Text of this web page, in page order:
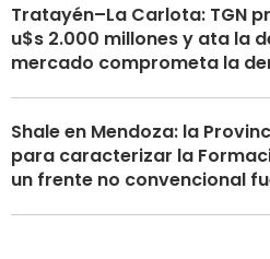
Tratayén–La Carlota: TGN
u$s 2.000 millones y ata la
mercado comprometa la
Shale en Mendoza: la
para caracterizar la
un frente no convencional